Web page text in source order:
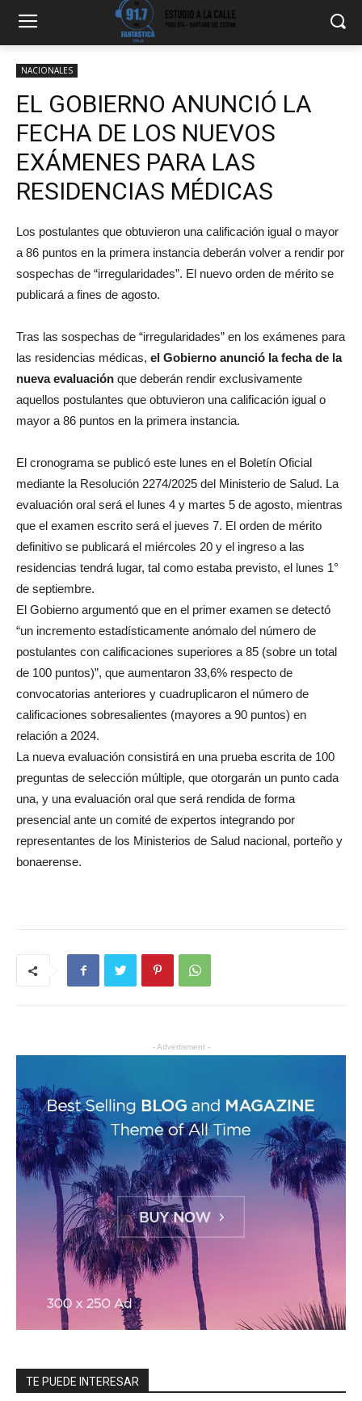
NACIONALES
EL GOBIERNO ANUNCIÓ LA
FECHA DE LOS NUEVOS
EXÁMENES PARA LAS
RESIDENCIAS MÉDICAS
Los postulantes que obtuvieron una calificación igual o mayor
a 86 puntos en la primera instancia deberán volver a rendir por
sospechas de “irregularidades”. El nuevo orden de mérito se
publicará a fines de agosto.
Tras las sospechas de “irregularidades” en los exámenes para
las residencias médicas, el Gobierno anunció la fecha de la
nueva evaluación que deberán rendir exclusivamente
aquellos postulantes que obtuvieron una calificación igual o
mayor a 86 puntos en la primera instancia.
El cronograma se publicó este lunes en el Boletín Oficial
mediante la Resolución 2274/2025 del Ministerio de Salud. La
evaluación oral será el lunes 4 y martes 5 de agosto, mientras
que el examen escrito será el jueves 7. El orden de mérito
definitivo se publicará el miércoles 20 y el ingreso a las
residencias tendrá lugar, tal como estaba previsto, el lunes 1°
de septiembre.
El Gobierno argumentó que en el primer examen se detectó
“un incremento estadísticamente anómalo del número de
postulantes con calificaciones superiores a 85 (sobre un total
de 100 puntos)”, que aumentaron 33,6% respecto de
convocatorias anteriores y cuadruplicaron el número de
calificaciones sobresalientes (mayores a 90 puntos) en
relación a 2024.
La nueva evaluación consistirá en una prueba escrita de 100
preguntas de selección múltiple, que otorgarán un punto cada
una, y una evaluación oral que será rendida de forma
presencial ante un comité de expertos integrando por
representantes de los Ministerios de Salud nacional, porteño y
bonaerense.
- Advertisment -
TE PUEDE INTERESAR